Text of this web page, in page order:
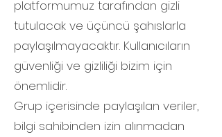
platformumuz tarafından gizli
tutulacak ve üçüncü şahıslarla
paylaşılmayacaktır. Kullanıcıların
güvenliği ve gizliliği bizim için
önemlidir.
Grup içerisinde paylaşılan veriler,
bilgi sahibinden izin alınmadan